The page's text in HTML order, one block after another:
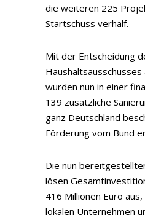
die weiteren 225
Startschuss verhalf.
Mit der Entscheidung
Haushaltsausschusses
wurden nun in einer
139 zusätzliche
ganz Deutschland
Förderung vom Bund
Die nun
lösen
416 Millionen Euro
lokalen Unternehmen